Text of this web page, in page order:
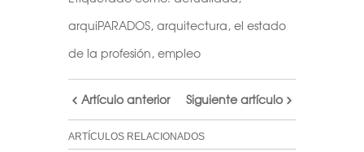
arquiPARADOS, arquitectura, el estado
de la profesión, empleo
Artículo anterior Siguiente artículo
ARTÍCULOS RELACIONADOS